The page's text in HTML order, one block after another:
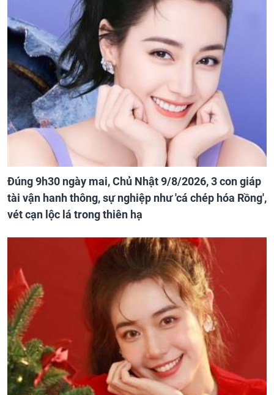
Đúng 9h30 ngày mai, Chủ Nhật 9/8/2026, 3 con giáp
tài vận hanh thông, sự nghiệp như 'cá chép hóa Rồng',
vét cạn lộc lá trong thiên hạ